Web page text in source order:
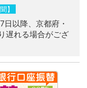
】
以降、京都府・
遅れる場合がござ